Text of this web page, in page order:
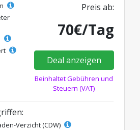
Preis ab:
70€/Tag
Deal anzeigen
Beinhaltet Gebühren und
Steuern (VAT)
Verzicht (CDW)